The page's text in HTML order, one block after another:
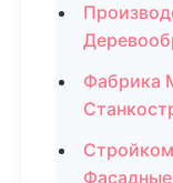
Фабрика